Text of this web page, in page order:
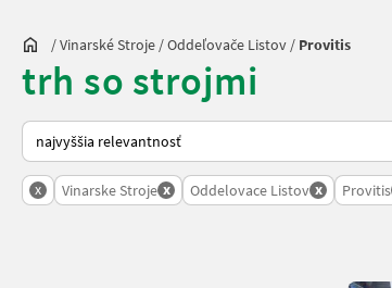
/Vinarské Stroje /Oddeľovače Listov / Provitis
trh so strojmi
Takto sa vykonáva triedenie na Landwirt.com
x Vinarske Stroje x Oddelovace Listov x Provitis